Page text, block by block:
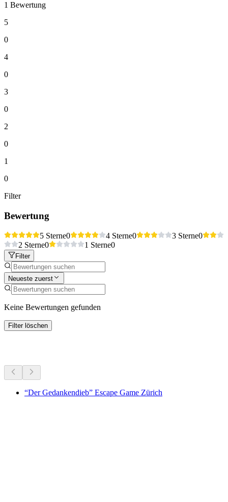
1 Bewertung
5
0
4
0
3
0
2
0
1
0
Filter
Bewertung
5 Sterne0 4 Sterne0 3 Sterne0
2 Sterne0 1 Sterne0
Filter
Neueste zuerst
Keine Bewertungen gefunden
Filter löschen
“Der Gedankendieb” Escape Game Zürich